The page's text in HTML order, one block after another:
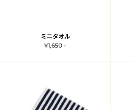
ミニタオル
¥1,650 -